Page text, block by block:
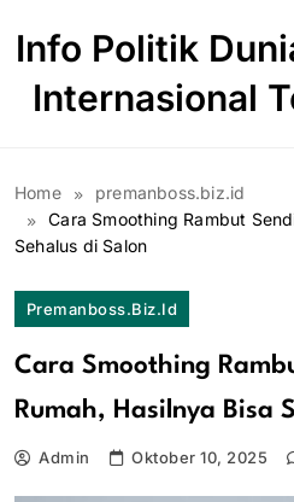
Info Politik
Internasional
Home
premanboss.biz.id
Cara Smoothing Rambut
Sehalus di Salon
Premanboss.biz.id
Cara Smoothing
Rumah, Hasilnya Bisa
Admin Oktober 10, 2025